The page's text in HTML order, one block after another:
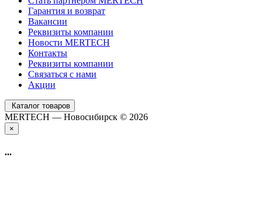
Гарантия и возврат
Вакансии
Реквизиты компании
Новости MERTECH
Контакты
Реквизиты компании
Связаться с нами
Акции
Каталог товаров
MERTECH — Новосибирск © 2026
×
...